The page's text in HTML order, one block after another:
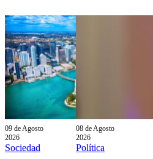
09 de Agosto
2026
Sociedad
08 de Agosto
2026
Política